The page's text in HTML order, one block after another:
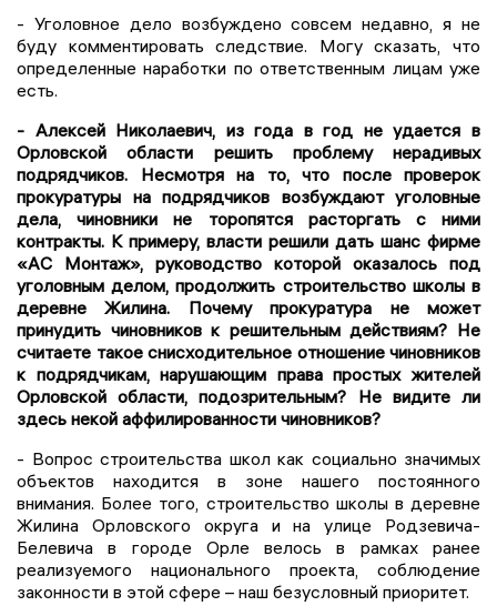
- Уголовное дело возбуждено совсем недавно, я не
буду комментировать следствие. Могу сказать, что
определенные наработки по ответственным лицам уже
есть.
- Алексей Николаевич, из года в год не удается в
Орловской области решить проблему нерадивых
подрядчиков. Несмотря на то, что после проверок
прокуратуры на подрядчиков возбуждают уголовные
дела, чиновники не торопятся расторгать с ними
контракты. К примеру, власти решили дать шанс фирме
«АС Монтаж», руководство которой оказалось под
уголовным делом, продолжить строительство школы в
деревне Жилина. Почему прокуратура не может
принудить чиновников к решительным действиям? Не
считаете такое снисходительное отношение чиновников
к подрядчикам, нарушающим права простых жителей
Орловской области, подозрительным? Не видите ли
здесь некой аффилированности чиновников?
- Вопрос строительства школ как социально значимых
объектов находится в зоне нашего постоянного
внимания. Более того, строительство школы в деревне
Жилина Орловского округа и на улице Родзевича-
Белевича в городе Орле велось в рамках ранее
реализуемого национального проекта, соблюдение
законности в этой сфере – наш безусловный приоритет.